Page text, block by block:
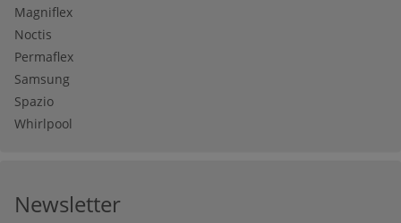
Magniflex
Noctis
Permaflex
Samsung
Spazio
Whirlpool
Newsletter